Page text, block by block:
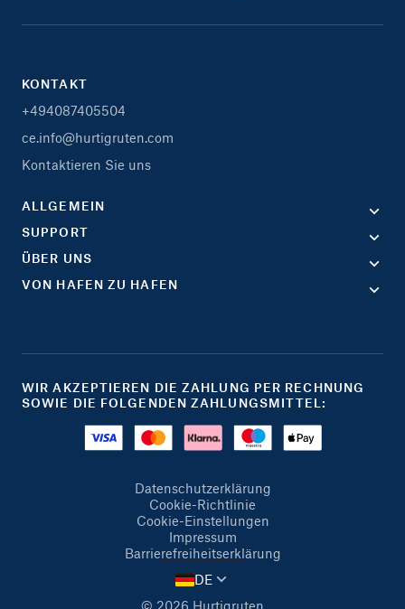
KONTAKT
+494087405504
ce.info@hurtigruten.com
Kontaktieren Sie uns
ALLGEMEIN
SUPPORT
ÜBER UNS
VON HAFEN ZU HAFEN
WIR AKZEPTIEREN DIE ZAHLUNG PER RECHNUNG
SOWIE DIE FOLGENDEN ZAHLUNGSMITTEL:
Datenschutzerklärung
Cookie-Richtlinie
Cookie-Einstellungen
Impressum
Barrierefreiheitserklärung
© 2026 Hurtigruten
DE